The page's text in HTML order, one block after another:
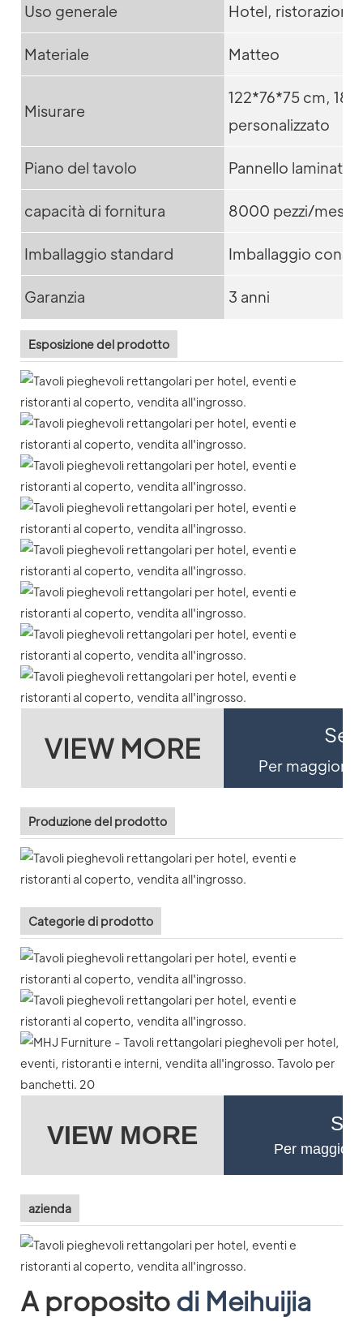
Uso generale Hotel,
Materiale Matteo
Misurare
122*76*75 cm,
personalizzato
Piano del tavolo Pannello laminato
capacità di fornitura 8000 pezzi/mese
Imballaggio standard Imballaggio con
Garanzia 3 anni
Esposizione del prodotto
VIEW MORE Se
Per maggiori
Produzione del prodotto
Categorie di prodotto
VIEW MORE Se
Per maggiori
azienda
A propositodi Meihuijia